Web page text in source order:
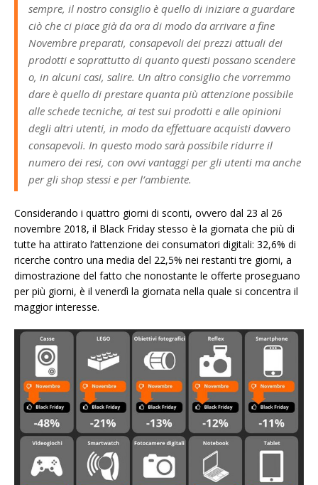
sempre, il nostro consiglio è quello di iniziare a guardare
ciò che ci piace già da ora di modo da arrivare a fine
Novembre preparati, consapevoli dei prezzi attuali dei
prodotti e soprattutto di quanto questi possano scendere
o, in alcuni casi, salire. Un altro consiglio che vorremmo
dare è quello di prestare quanta più attenzione possibile
alle schede tecniche, ai test sui prodotti e alle opinioni
degli altri utenti, in modo da effettuare acquisti davvero
consapevoli. In questo modo sarà possibile ridurre il
numero dei resi, con ovvi vantaggi per gli utenti ma anche
per gli shop stessi e per l’ambiente.
Considerando i quattro giorni di sconti, ovvero dal 23 al 26
novembre 2018, il Black Friday stesso è la giornata che più di
tutte ha attirato l’attenzione dei consumatori digitali: 32,6% di
ricerche contro una media del 22,5% nei restanti tre giorni, a
dimostrazione del fatto che nonostante le offerte proseguano
per più giorni, è il venerdì la giornata nella quale si concentra il
maggior interesse.